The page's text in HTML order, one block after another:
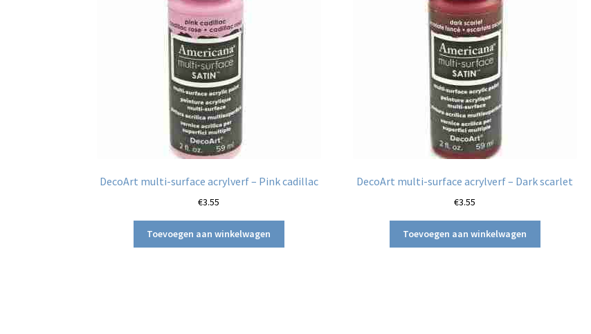
DecoArt multi-surface acrylverf – Pink cadillac
€3.55
Toevoegen aan winkelwagen
DecoArt multi-surface acrylverf – Dark scarlet
€3.55
Toevoegen aan winkelwagen